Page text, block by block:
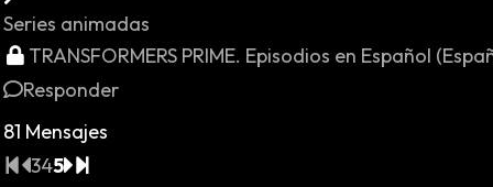
Series animadas
TRANSFORMERS PRIME. Episodios en Español
Responder
81 Mensajes
345